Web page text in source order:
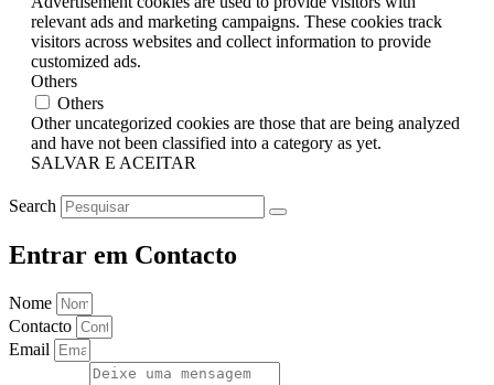
relevant ads and marketing campaigns. These cookies track
visitors across websites and collect information to provide
customized ads.
Others
Others
Other uncategorized cookies are those that are being analyzed
and have not been classified into a category as yet.
SALVAR E ACEITAR
Search
Entrar em Contacto
Nome
Contacto
Email